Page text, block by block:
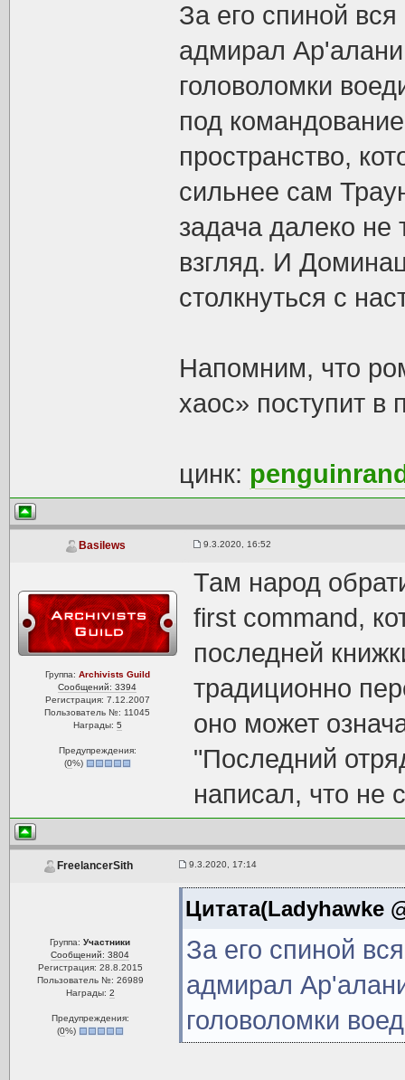
За его спиной
адмирал
головоломки
под
пространство,
сильнее сам
задача далеко не
взгляд. И
столкнуться с
Напомним, что
хаос» поступит в
цинк:
Basilews 9.3.2020, 16:52
Группа: Archivists Guild
Сообщений: 3394
Регистрация: 7.12.2007
Пользователь №: 11045
Награды: 5
Предупреждения:
(0%)
Там народ
first command,
последней
традиционно
оно может
"Последний
написал, что не
FreelancerSith 9.3.2020, 17:14
Группа:Участники
Сообщений: 3804
Регистрация: 28.8.2015
Пользователь №: 26989
Награды: 2
Предупреждения:
(0%)
Цитата(Ladyhawke
За его спиной
адмирал
головоломки